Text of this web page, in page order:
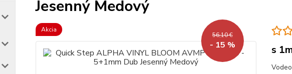
Jesenný Medový
Akcia
56,10 €
- 15 % s